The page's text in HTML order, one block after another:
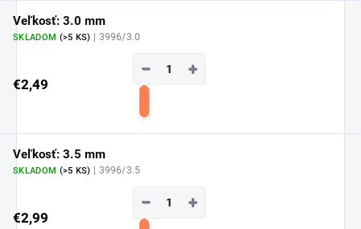
Veľkosť: 3.0 mm
SKLADOM (>5 KS) | 3996/3.0
€2,49
+
−
Veľkosť: 3.5 mm
SKLADOM (>5 KS) | 3996/3.5
€2,99
+
−